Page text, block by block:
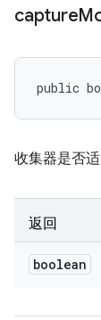
capture
public
收集器是否
返回
boolean